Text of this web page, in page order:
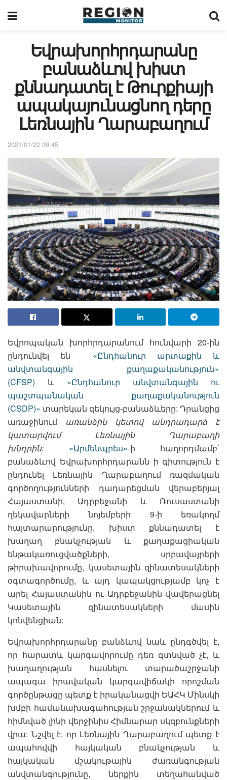
Եվրախորհրդարանը
բանաձևով խիստ
քննադատել է Թուրքիայի
ապակայունացնող դերը
Լեռնային Ղարաբաղում
2021/01/22 09:45
Եվրոպական խորհրդարանում հունվարի 20-ին
ընդունվել են «Ընդհանուր արտաքին և
անվտանգային քաղաքականություն»
(CFSP) և «Ընդհանուր անվտանգային ու
պաշտպանական քաղաքականություն
(CSDP)» տարեկան զեկույց-բանաձևերը: Դրանցից
առաջինում առանձին կետով անդրադարձ է
կատարվում Լեռնային Ղարաբաղի
խնդրին: «Արմենպրես»-ի հաղորդմամբ՝
բանաձևով Եվրախորհրդարանն ի գիտություն է
ընդունել Լեռնային Ղարաբաղում ռազմական
գործողությունների դադարեցման վերաբերյալ
Հայաստանի, Ադրբեջանի և Ռուսաստանի
ղեկավարների նոյեմբերի 9-ի եռակողմ
հայտարարությունը, խիստ քննադատել է
խաղաղ բնակչության և քաղաքացիական
ենթակառուցվածքների, սրբավայրերի
թիրախավորումը, կասետային զինատեսակների
օգտագործումը, և այդ կապակցությամբ կոչ է
արել Հայաստանին ու Ադրբեջանին վավերացնել
Կասետային զինատեսակների մասին
կոնվենցիան:
Եվրախորհրդարանը բանձևով նաև ընդգծվել է,
որ հարատև կարգավորումը դեռ գտնված չէ, և
խաղաղության հասնելու տարածաշրջանի
ապագա իրավական կարգավիճակի որոշման
գործընթացը պետք է իրականացվի ԵԱՀԿ Մինսկի
խմբի համանախագահության շրջանակներում և
հիմնված լինի վերջինիս Հիմնարար սկզբունքների
վրա: Նշվել է, որ Լեռնային Ղարաբաղում պետք է
ապահովվի հայկական բնակչության և
հայկական մշակութային ժառանգության
անվտանգությունը, ներքին տեղահանված